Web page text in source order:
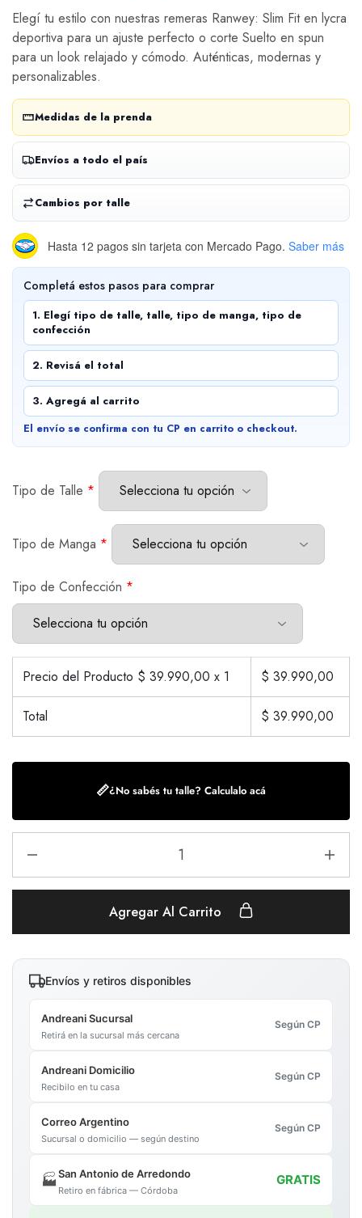
Elegí tu estilo con nuestras remeras Ranwey: Slim Fit en lycra
deportiva para un ajuste perfecto o corte Suelto en spun
para un look relajado y cómodo. Auténticas, modernas y
personalizables.
Medidas de la prenda
Envíos a todo el país
Cambios por talle
Hasta 12 pagos sin tarjeta con Mercado Pago. Saber más
Completá estos pasos para comprar
1. Elegí tipo de talle, talle, tipo de manga, tipo de
confección
2. Revisá el total
3. Agregá al carrito
El envío se confirma con tu CP en carrito o checkout.
Tipo de Talle *
Tipo de Manga *
Tipo de Confección *
Precio del Producto $ 39.990,00 x 1 $ 39.990,00
Total $ 39.990,00
📏¿No sabés tu talle? Calculalo acá
Agregar Al Carrito
Envíos y retiros disponibles
Andreani Sucursal
Retirá en la sucursal más cercana
Según CP
Andreani Domicilio
Recibilo en tu casa
Según CP
Correo Argentino
Sucursal o domicilio — según destino
Según CP
🏭San Antonio de Arredondo
Retiro en fábrica — Córdoba
GRATIS